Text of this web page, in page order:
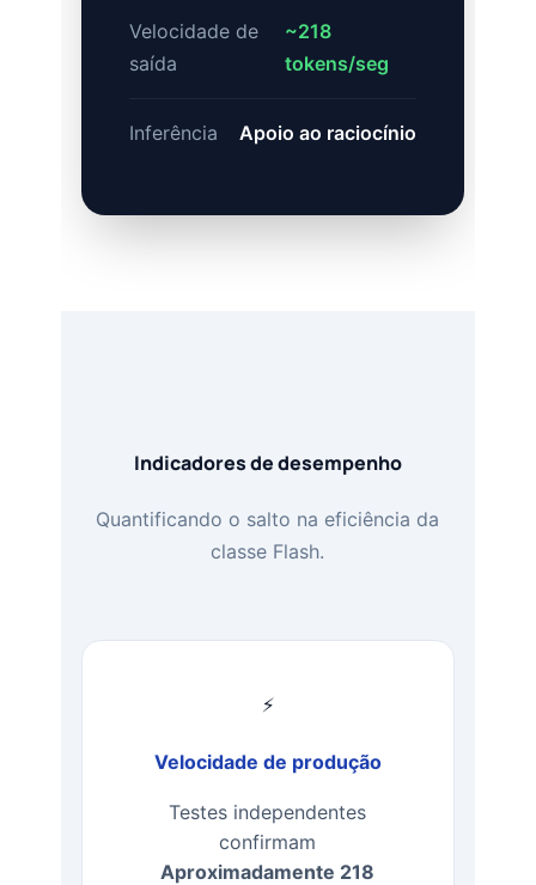
Velocidade de
saída
~218
tokens/seg
Inferência Apoio ao raciocínio
Indicadores de desempenho
Quantificando o salto na eficiência da
classe Flash.
⚡
Velocidade de produção
Testes independentes
confirmam
Aproximadamente 218